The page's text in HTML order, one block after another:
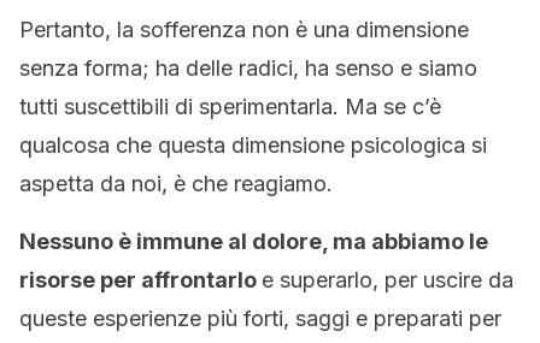
Pertanto, la sofferenza non è una dimensione
senza forma; ha delle radici, ha senso e siamo
tutti suscettibili di sperimentarla. Ma se c’è
qualcosa che questa dimensione psicologica si
aspetta da noi, è che reagiamo.
Nessuno è immune al dolore, ma abbiamo le
risorse per affrontarlo e superarlo, per uscire da
queste esperienze più forti, saggi e preparati per